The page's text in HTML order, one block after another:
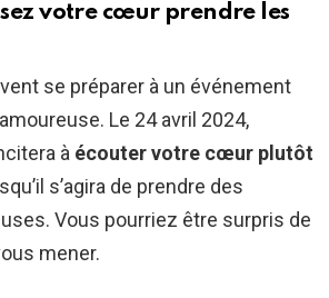
votre cœur prendre les
se préparer à un événement
Le 24 avril 2024,
à écouter votre cœur plutôt
s’agira de prendre des
Vous pourriez être surpris de
mener.